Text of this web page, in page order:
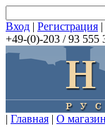
Вход | Регистрация |
+49-(0)-203 / 93 555
| Главная | О